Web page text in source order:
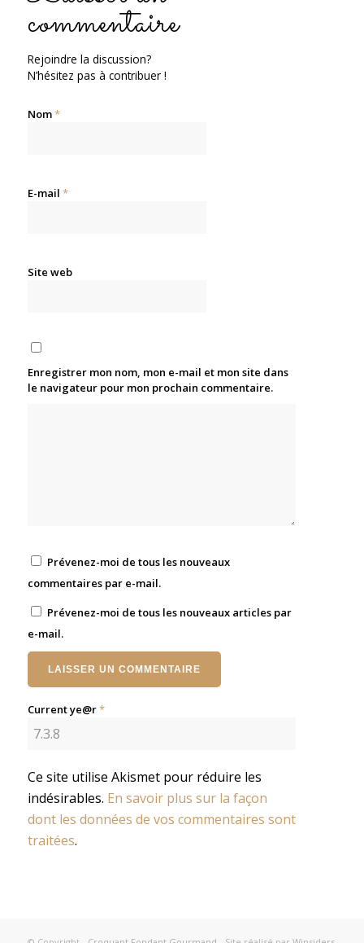
commentaire
Rejoindre la discussion?
N’hésitez pas à contribuer !
Nom*
E-mail *
Site web
Enregistrer mon nom, mon e-mail et mon site dans
le navigateur pour mon prochain commentaire.
Prévenez-moi de tous les nouveaux
commentaires par e-mail.
Prévenez-moi de tous les nouveaux articles par
e-mail.
Current ye@r*
Ce site utilise Akismet pour réduire les
indésirables. En savoir plus sur la façon
dont les données de vos commentaires sont
traitées.